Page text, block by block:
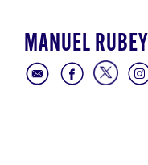
MANUEL RUBEY